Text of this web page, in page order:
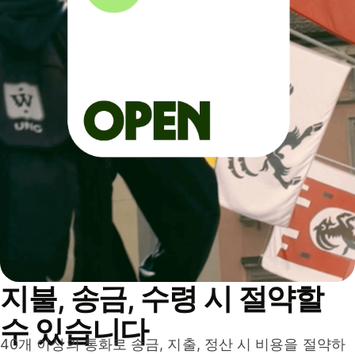
지불, 송금, 수령 시 절약할
수 있습니다
40개 이상의 통화로 송금, 지출, 정산 시 비용을 절약하